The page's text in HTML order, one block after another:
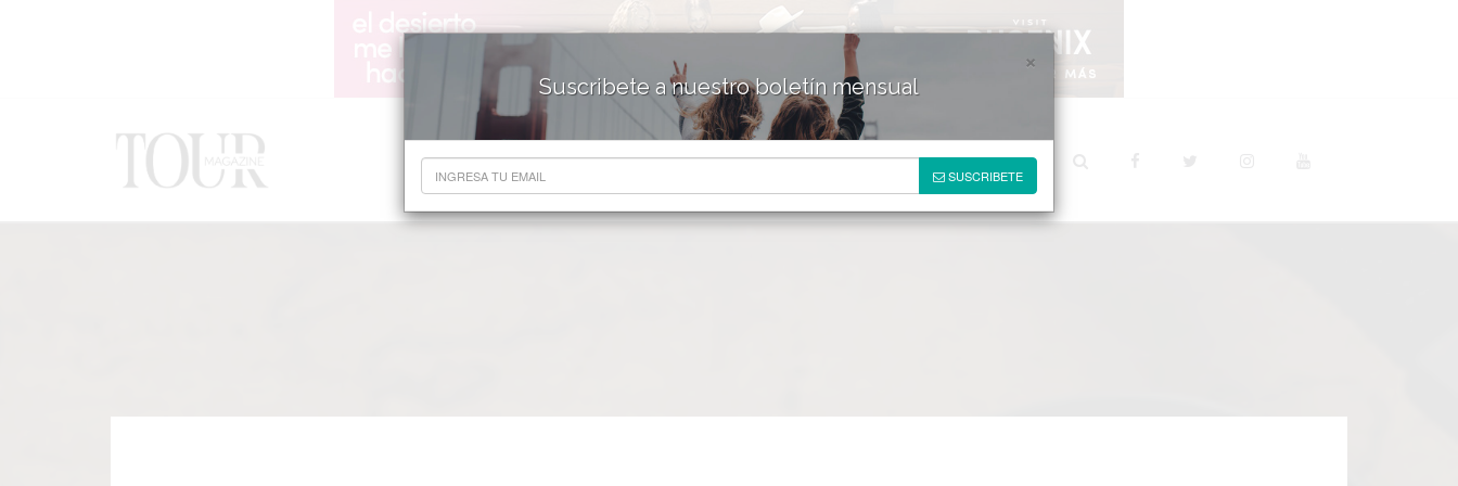
HOTELES & RESORTS DESTINOS
×
Suscribete a nuestro boletín mensual
SUSCRIBETE